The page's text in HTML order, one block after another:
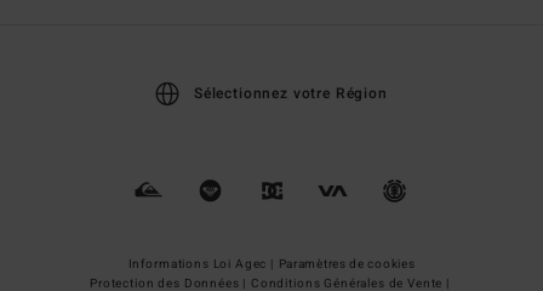
Sélectionnez votre Région
Informations Loi Agec | Paramètres de cookies
Protection des Données | Conditions Générales de Vente |